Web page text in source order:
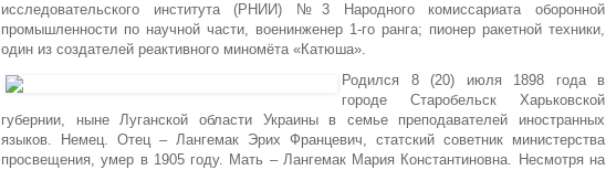
исследовательского института (РНИИ) №3 Народного комиссариата оборонной
промышленности по научной части, военинженер 1-го ранга; пионер ракетной техники,
один из создателей реактивного миномёта «Катюша».
Родился 8 (20) июля 1898 года в
городе Старобельск Харьковской
губернии, ныне Луганской области Украины в семье преподавателей иностранных
языков. Немец. Отец – Лангемак Эрих Францевич, статский советник министерства
просвещения, умер в 1905 году. Мать – Лангемак Мария Константиновна. Несмотря на